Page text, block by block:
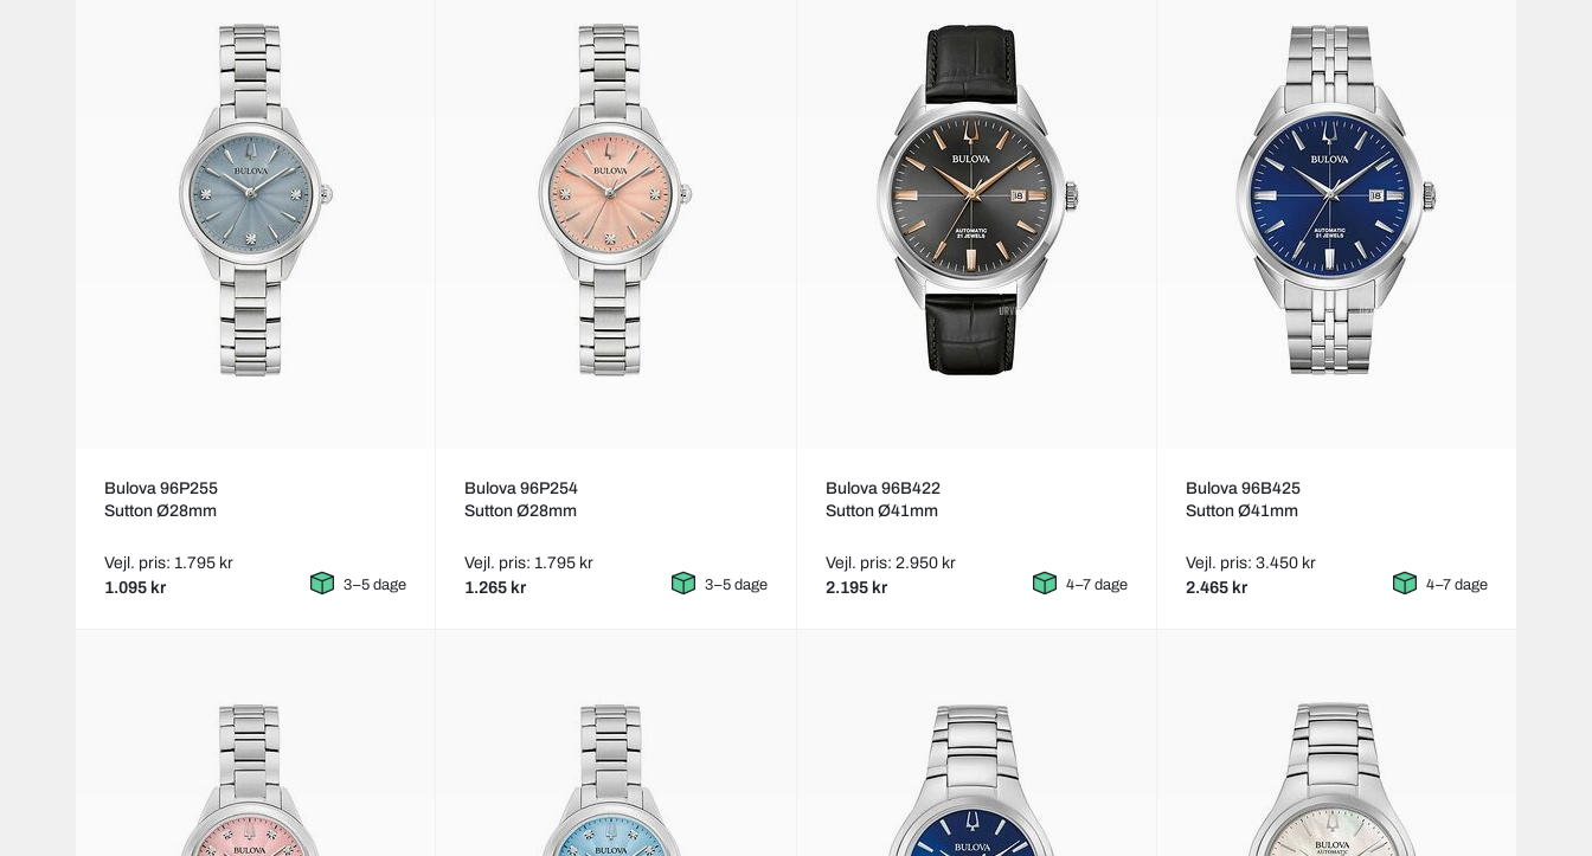
Bulova 96P255
Sutton Ø28mm
Vejl. pris: 1.795 kr
1.095 kr 3–5 dage
Bulova 96P254
Sutton Ø28mm
Vejl. pris: 1.795 kr
1.265 kr 3–5 dage
Bulova 96B422
Sutton Ø41mm
Vejl. pris: 2.950 kr
2.195 kr 4–7 dage
Bulova 96B425
Sutton Ø41mm
Vejl. pris: 3.450 kr
2.465 kr 4–7 dage